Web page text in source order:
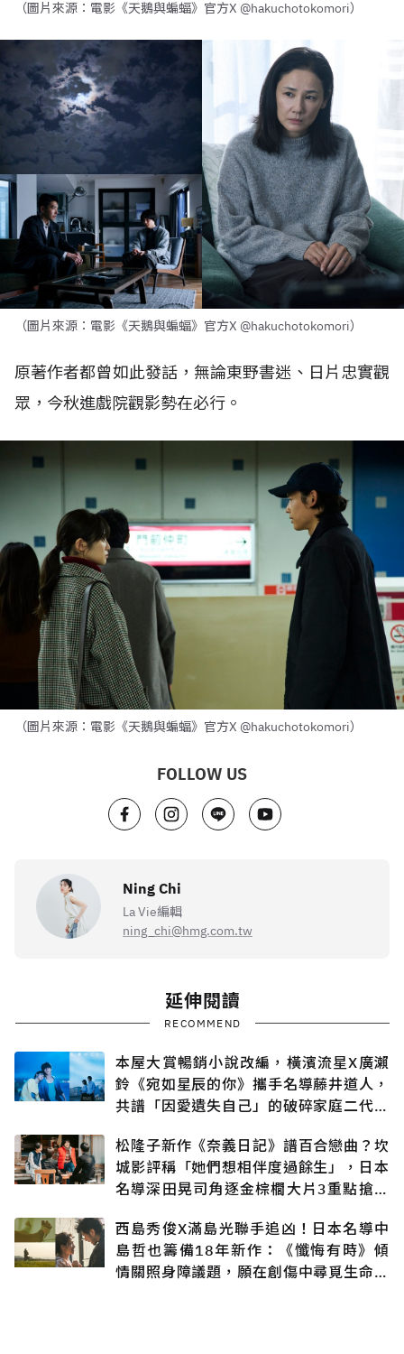
（圖片來源：電影《天鵝與蝙蝠》官方X @hakuchotokomori）
（圖片來源：電影《天鵝與蝙蝠》官方X @hakuchotokomori）
原著作者都曾如此發話，無論東野書迷、日片忠實觀
眾，今秋進戲院觀影勢在必行。
（圖片來源：電影《天鵝與蝙蝠》官方X @hakuchotokomori）
FOLLOW US
Ning Chi
La Vie編輯
ning_chi@hmg.com.tw
延伸閱讀
RECOMMEND
本屋大賞暢銷小說改編，橫濱流星X廣瀨
鈴《宛如星辰的你》攜手名導藤井道人，
共譜「因愛遺失自己」的破碎家庭二代悲
松隆子新作《奈義日記》譜百合戀曲？坎
城影評稱「她們想相伴度過餘生」，日本
名導深田晃司角逐金棕櫚大片3重點搶先
西島秀俊X滿島光聯手追凶！日本名導中
島哲也籌備18年新作：《懺悔有時》傾
情關照身障議題，願在創傷中尋覓生命出